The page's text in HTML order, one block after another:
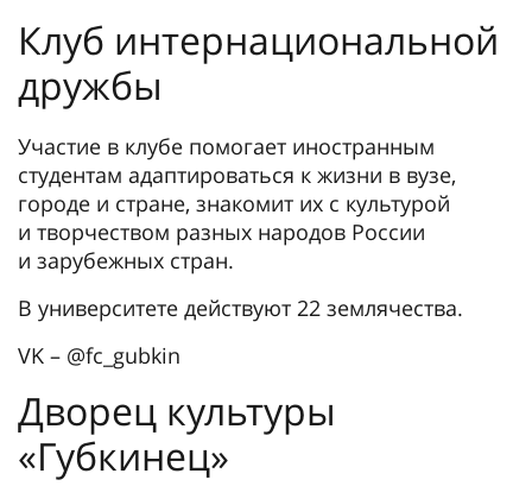
Клуб интернациональной
дружбы
Участие в клубе помогает иностранным
студентам адаптироваться к жизни в вузе,
городе и стране, знакомит их с культурой
и творчеством разных народов России
и зарубежных стран.
В университете действуют 22 землячества.
VK – @fc_gubkin
Дворец культуры
«Губкинец»